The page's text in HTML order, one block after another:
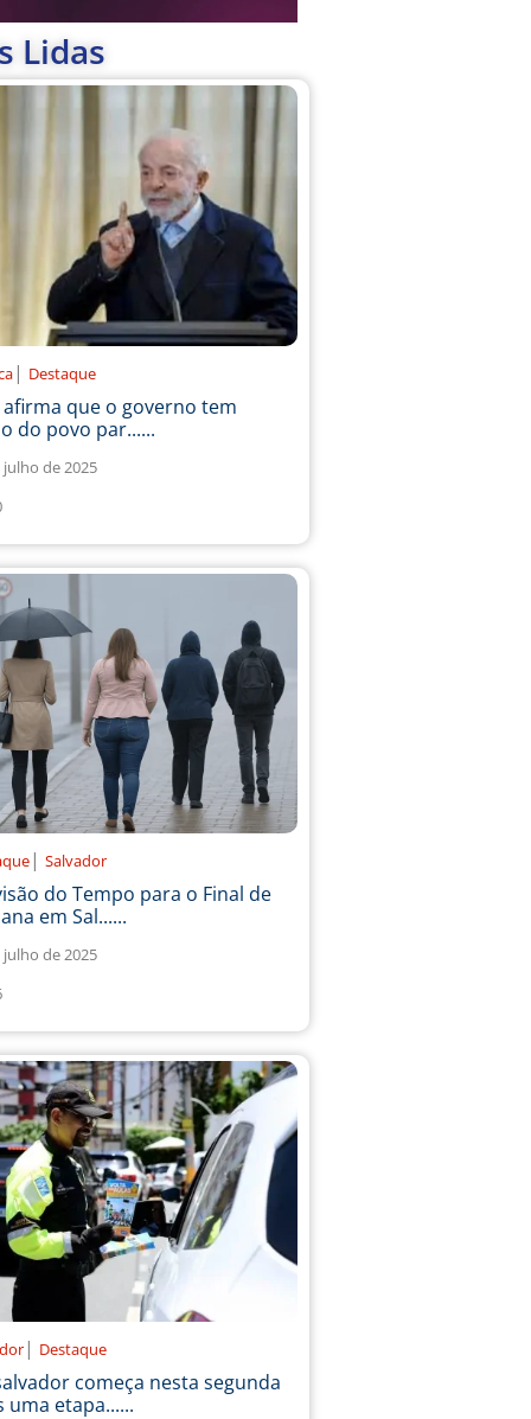
Lidas
| Destaque
afirma que o governo tem
do povo par......
julho de 2025
| Salvador
do Tempo para o Final de
em Sal......
julho de 2025
| Destaque
começa nesta segunda
uma etapa......